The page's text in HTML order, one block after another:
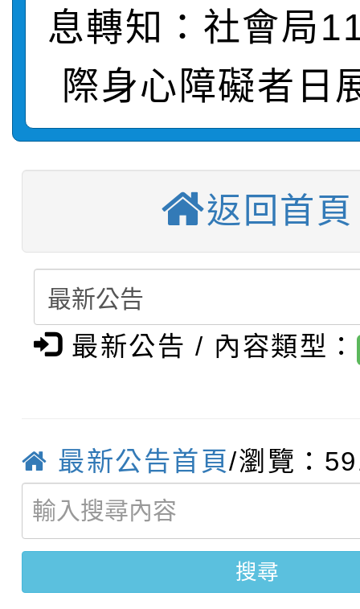
畫影片一案
劇比賽實施要點」及修
表
轉知：桃園市115年度
敬師藝文競賽』實施計
【甄選結果(第11招)】
學年度第1學期第7次
結果(第11招)
【甄選結果(第3招)】
學年度第1學期第9次代
結果(第3招)
【甄選結果(第4招)】
學年度第1學期第9次
【甄選結果(第12招)】
結果(第12招)
賽及師生本土語及新住
賽實施要點
轉知：「桃園市115學
比賽實施要點」
轉知：「115年金融知
轉知臺中市政府政風處
畫影片一案
劇比賽實施要點」及修
表
轉知：桃園市115年度
敬師藝文競賽』實施計
【甄選結果(第11招)】
學年度第1學期第7次代
結果(第11招)
【甄選結果(第3招)】
學年度第1學期第9次代
息轉知：社會局
際身心障礙者日
返回首頁
最新公告 / 內容類型：
最新公告首頁/瀏覽：
搜尋